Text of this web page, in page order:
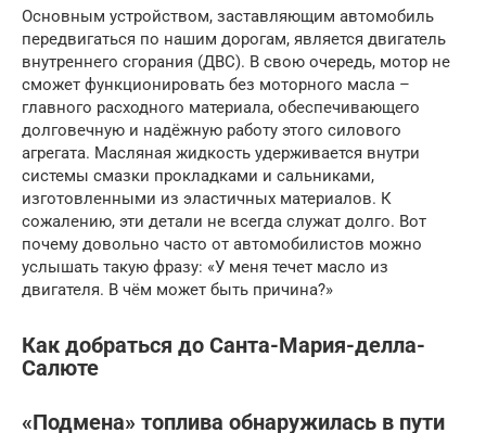
Основным устройством, заставляющим автомобиль
передвигаться по нашим дорогам, является двигатель
внутреннего сгорания (ДВС). В свою очередь, мотор не
сможет функционировать без моторного масла –
главного расходного материала, обеспечивающего
долговечную и надёжную работу этого силового
агрегата. Масляная жидкость удерживается внутри
системы смазки прокладками и сальниками,
изготовленными из эластичных материалов. К
сожалению, эти детали не всегда служат долго. Вот
почему довольно часто от автомобилистов можно
услышать такую фразу: «У меня течет масло из
двигателя. В чём может быть причина?»
Как добраться до Санта-Мария-делла-
Салюте
«Подмена» топлива обнаружилась в пути